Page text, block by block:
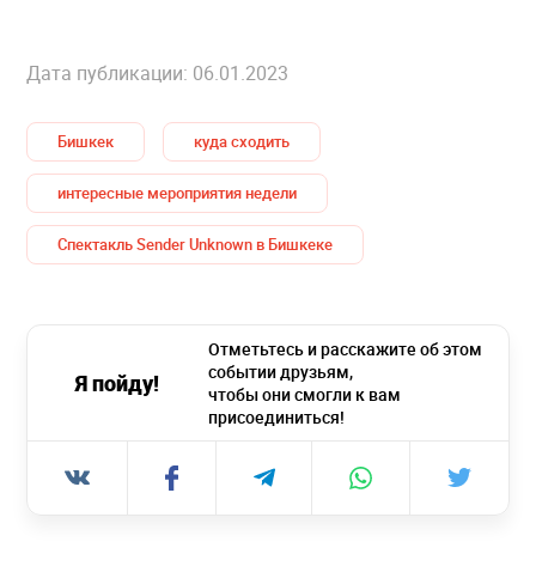
Дата публикации: 06.01.2023
Бишкек куда сходить
интересные мероприятия недели
Спектакль Sender Unknown в Бишкеке
Я пойду!
Отметьтесь и расскажите об этом
событии друзьям,
чтобы они смогли к вам
присоединиться!